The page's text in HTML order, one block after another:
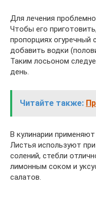
Для лечения
Чтобы его
пропорциях огуречный
добавить водки
Таким лосьоном
день.
Читайте также:
В кулинарии
Листья используют
солений, стебли
лимонным соком и
салатов.